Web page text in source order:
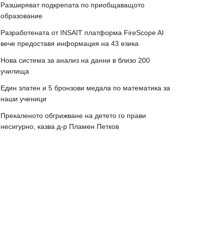
Разширяват подкрепата по приобщаващото
образование
Разработената от INSAIT платформа FireScope AI
вече предоставя информация на 43 езика
Нова система за анализ на данни в близо 200
училища
Един златен и 5 бронзови медала по математика за
наши ученици
Прекаленото обгрижване на детето го прави
несигурно, казва д-р Пламен Петков